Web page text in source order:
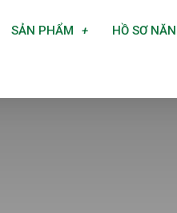
SẢN PHẨM HỒ SƠ